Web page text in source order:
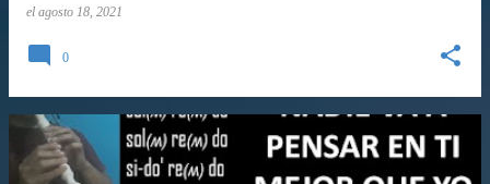
el agosto 18, 2021
0